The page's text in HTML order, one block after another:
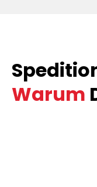
Warum